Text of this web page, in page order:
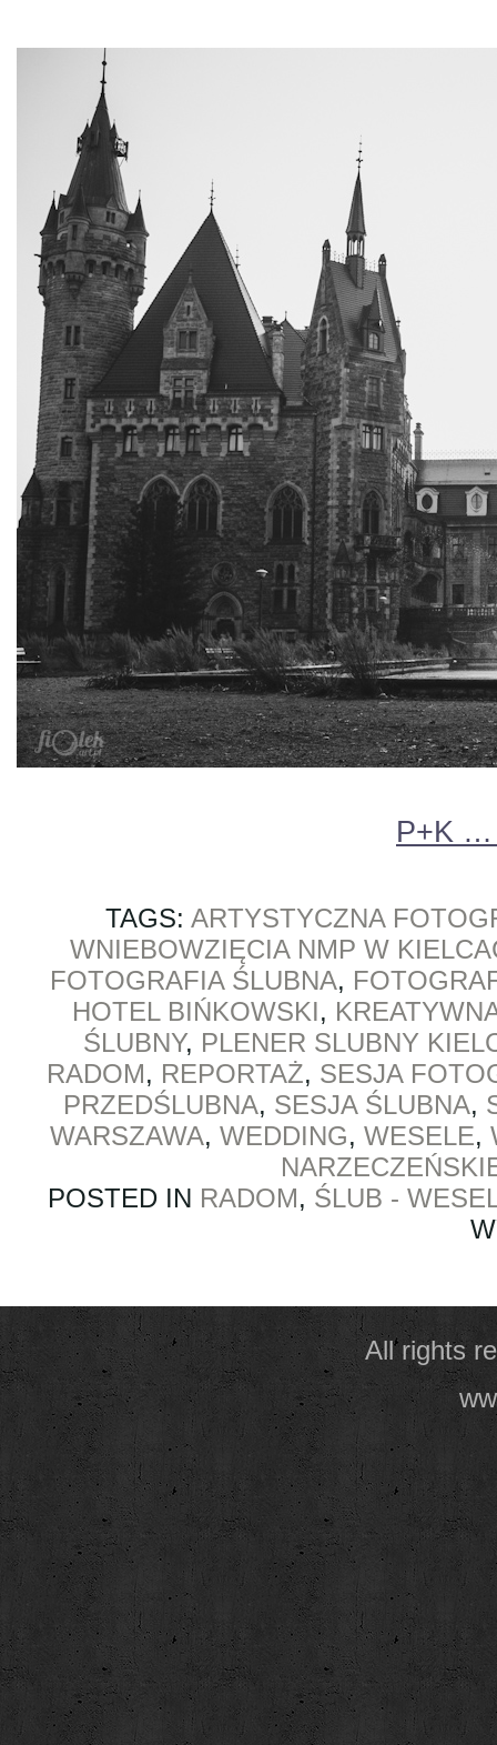
P+K …
TAGS: ARTYSTYCZNA
WNIEBOWZIĘCIA NMP W
FOTOGRAFIA ŚLUBNA,
HOTEL BIŃKOWSKI,
ŚLUBNY, PLENER SLUBNY
RADOM, REPORTAŻ, SESJA
PRZEDŚLUBNA, SESJA ŚLUBNA,
WARSZAWA,WEDDING,WESELE,
POSTED IN RADOM, ŚLUB -
All rights